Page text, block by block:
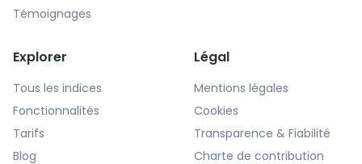
Témoignages
Explorer
Tous les indices
Fonctionnalités
Tarifs
Blog
Légal
Mentions légales
Cookies
Transparence & Fiabilité
Charte de contribution